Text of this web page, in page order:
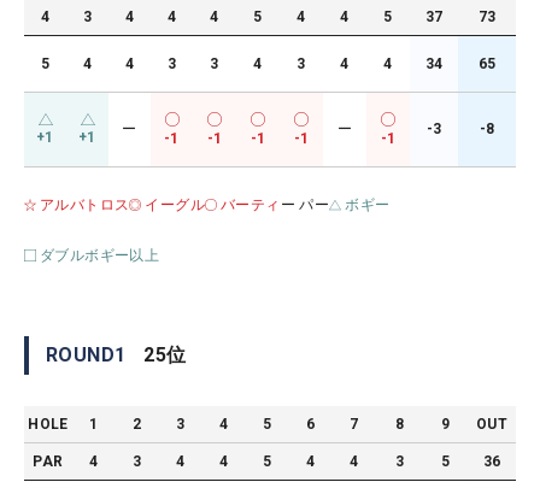
4 3 4 4 4 5 4 4 5 37 73
5 4 4 3 3 4 3 4 4 34 65
+1 +1 ー
-1 -1 -1 -1
ー
-1
-3 -8
アルバトロス イーグル バーティ ー パー ボギー
ダブルボギー以上
ROUND1 25位
HOLE 1 2 3 4 5 6 7 8 9 OUT
PAR 4 3 4 4 5 4 4 3 5 36